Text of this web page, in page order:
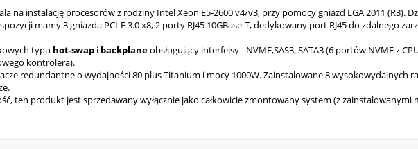
na instalację procesorów z rodziny Intel Xeon E5-2600 v4/v3, przy pomocy gniazd LGA 2011 (R3).
mamy 3 gniazda PCI-E 3.0 x8, 2 porty RJ45 10GBase-T, dedykowany port RJ45 do zdalnego
typu hot-swap i backplaneobsługujący interfejsy - NVME,SAS3, SATA3 (6 portów NVME z
kontrolera).
redundantne o wydajności 80 plus Titanium i mocy 1000W. Zainstalowane 8
ten produkt jest sprzedawany wyłącznie jako całkowicie zmontowany system (z